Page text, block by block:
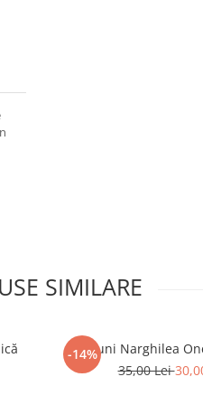
SIMILARE
-14%
Carbuni Narghilea
35,00 Lei